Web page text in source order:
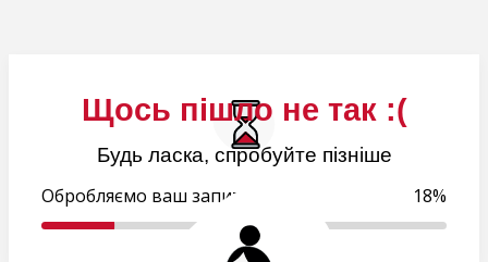
Щось пішло не так :(
Будь ласка, спробуйте пізніше
Обробляємо ваш запит.. 18%